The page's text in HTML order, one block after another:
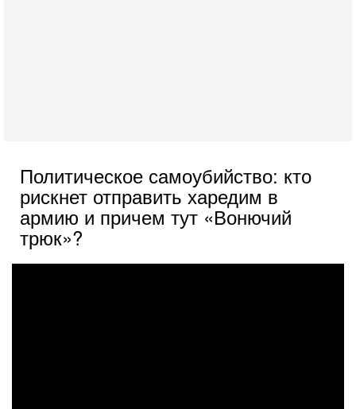
Политическое самоубийство: кто
рискнет отправить харедим в
армию и причем тут «Вонючий
трюк»?